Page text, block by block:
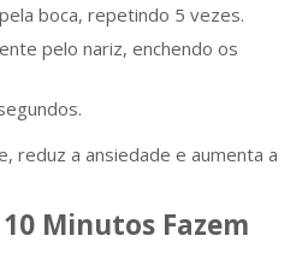
boca, repetindo 5 vezes.
pelo nariz, enchendo os
reduz a ansiedade e aumenta a
Minutos Fazem